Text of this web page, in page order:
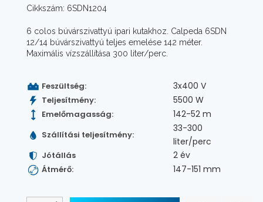
Cikkszám: 6SDN1204
6 colos búvárszivattyú ipari kutakhoz. Calpeda 6SDN
12/14 búvárszivattyú teljes emelése 142 méter.
Maximális vízszállítása 300 liter/perc.
Feszültség: 3x400 V
Teljesítmény: 5500 W
Emelőmagasság: 142-52 m
Szállítási teljesítmény:
33-300
liter/perc
Jótállás 2 év
Átmérő: 147-151 mm